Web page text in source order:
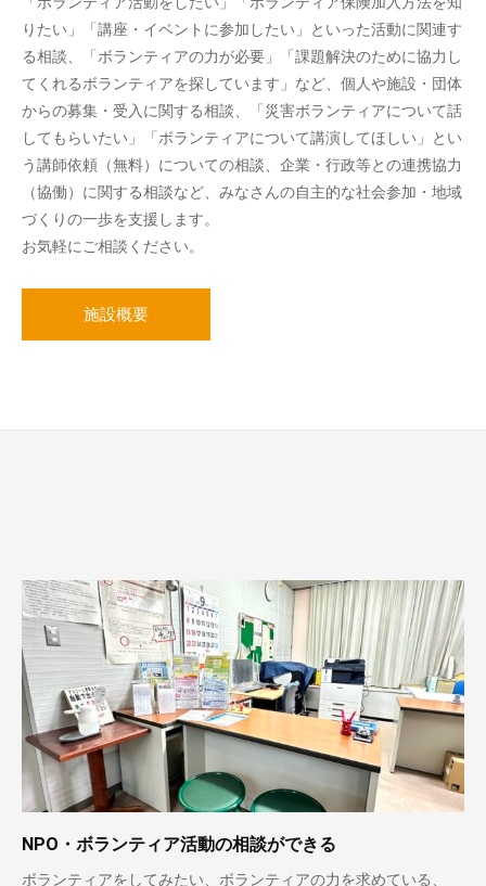
りたい」「講座・イベントに参加したい」といった活動に関連す
る相談、「ボランティアの力が必要」「課題解決のために協力し
てくれるボランティアを探しています」など、個人や施設・団体
からの募集・受入に関する相談、「災害ボランティアについて話
してもらいたい」「ボランティアについて講演してほしい」とい
う講師依頼（無料）についての相談、企業・行政等との連携協力
（協働）に関する相談など、みなさんの自主的な社会参加・地域
づくりの一歩を支援します。
お気軽にご相談ください。
施設概要
NPO・ボランティア活動の相談ができる
ボランティアをしてみたい、ボランティアの力を求めている、